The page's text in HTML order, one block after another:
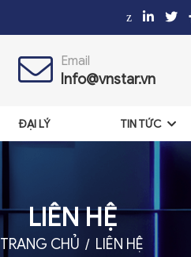
z
Email
Info@vnstar.vn
ĐẠI LÝ TIN TỨC
TRANG CHỦ LIÊN HỆ
LIÊN HỆ